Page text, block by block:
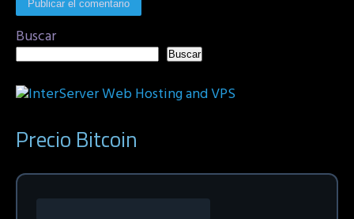
Buscar
Buscar
Precio Bitcoin